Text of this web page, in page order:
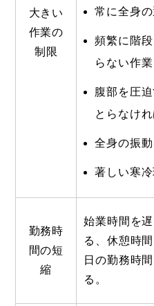
大きい
作業の
制限
常に全身
頻繁に階
らない作業
腹部を圧
とらなけ
全身の振
著しい寒
勤務時
間の短
縮
始業時間を
る、休憩時
日の勤務時
る。